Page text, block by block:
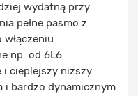
wydatną przy
pełne pasmo z
włączeniu
np. od 6L6
i cieplejszy niższy
i bardzo dynamicznym